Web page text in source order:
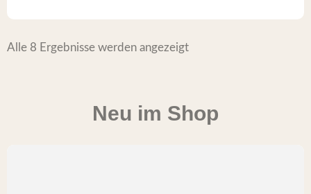
Alle 8 Ergebnisse werden angezeigt
Neu im Shop